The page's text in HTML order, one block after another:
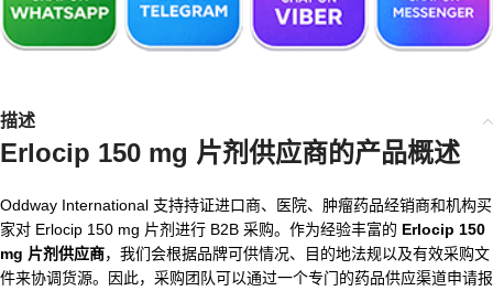
描述
Erlocip 150 mg 片剂供应商的产品概述
Oddway International 支持持证进口商、医院、肿瘤药品经销商和机构买
家对 Erlocip 150 mg 片剂进行 B2B 采购。作为经验丰富的 Erlocip 150
mg 片剂供应商，我们会根据品牌可供情况、目的地法规以及有效采购文
件来协调货源。因此，采购团队可以通过一个专门的药品供应渠道申请报